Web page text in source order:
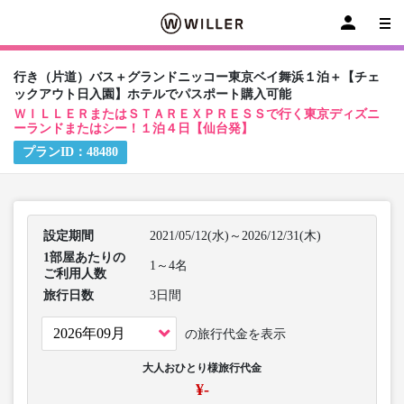
行き（片道）バス＋グランドニッコー東京ベイ舞浜１泊＋【チェ
ックアウト日入園】ホテルでパスポート購入可能
ＷＩＬＬＥＲまたはＳＴＡＲＥＸＰＲＥＳＳで行く東京ディズニ
ーランドまたはシー！１泊４日【仙台発】
プランID： 48480
設定期間
2021/05/12(水)～2026/12/31(木)
1部屋あたりの
ご利用人数
1～4名
旅行日数 3日間
の旅行代金を表示
大人おひとり様旅行代金
¥-